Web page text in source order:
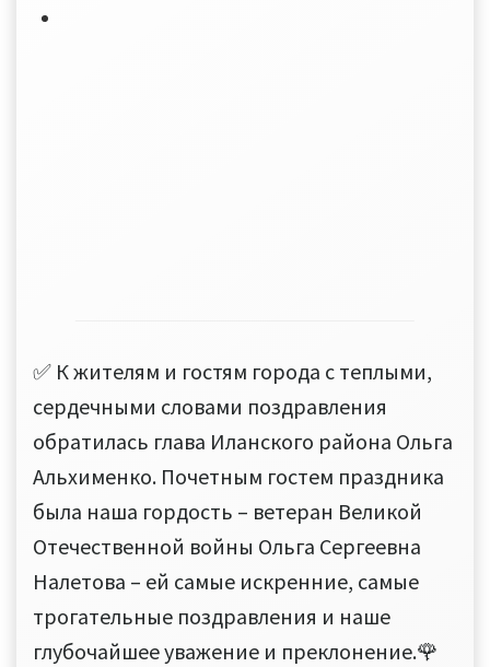
✅ К жителям и гостям города с теплыми,
сердечными словами поздравления
обратилась глава Иланского района Ольга
Альхименко. Почетным гостем праздника
была наша гордость – ветеран Великой
Отечественной войны Ольга Сергеевна
Налетова – ей самые искренние, самые
трогательные поздравления и наше
глубочайшее уважение и преклонение.🌹